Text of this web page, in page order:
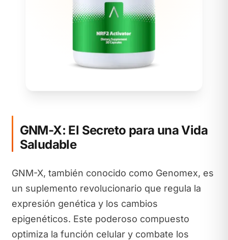
GNM-X: El Secreto para una Vida
Saludable
GNM-X, también conocido como Genomex, es
un suplemento revolucionario que regula la
expresión genética y los cambios
epigenéticos. Este poderoso compuesto
optimiza la función celular y combate los